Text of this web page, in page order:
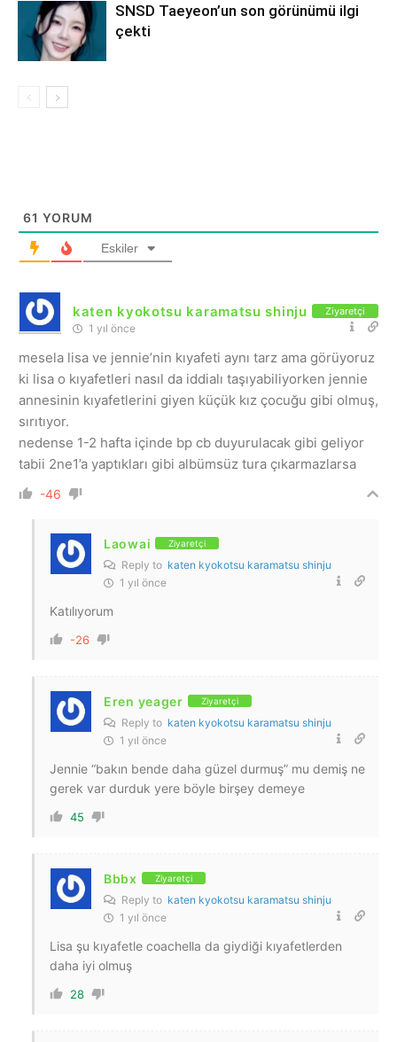
SNSD Taeyeon’un son görünümü ilgi
çekti
61 YORUM
Eskiler
katen kyokotsu karamatsu shinju Ziyaretçi
1 yıl önce
mesela lisa ve jennie’nin kıyafeti aynı tarz ama görüyoruz
ki lisa o kıyafetleri nasıl da iddialı taşıyabiliyorken jennie
annesinin kıyafetlerini giyen küçük kız çocuğu gibi olmuş,
sırıtıyor.
nedense 1-2 hafta içinde bp cb duyurulacak gibi geliyor
tabii 2ne1’a yaptıkları gibi albümsüz tura çıkarmazlarsa
-46
Laowai Ziyaretçi
Reply to katen kyokotsu karamatsu shinju
1 yıl önce
Katılıyorum
-26
Eren yeager Ziyaretçi
Reply to katen kyokotsu karamatsu shinju
1 yıl önce
Jennie “bakın bende daha güzel durmuş” mu demiş ne
gerek var durduk yere böyle birşey demeye
45
Bbbx Ziyaretçi
Reply to katen kyokotsu karamatsu shinju
1 yıl önce
Lisa şu kıyafetle coachella da giydiği kıyafetlerden
daha iyi olmuş
28